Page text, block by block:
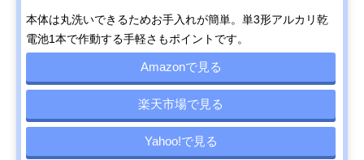
本体は丸洗いできるためお手入れが簡単。単3形アルカリ乾
電池1本で作動する手軽さもポイントです。
Amazonで見る
楽天市場で見る
Yahoo!で見る